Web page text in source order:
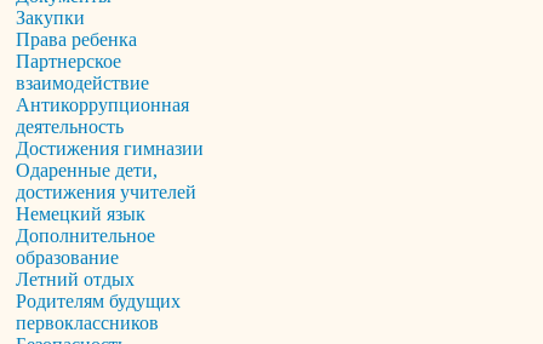
Закупки
Права ребенка
Партнерское
взаимодействие
Антикоррупционная
деятельность
Достижения гимназии
Одаренные дети,
достижения учителей
Немецкий язык
Дополнительное
образование
Летний отдых
Родителям будущих
первоклассников